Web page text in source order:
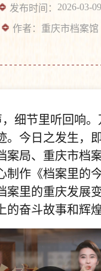
发布时间： 2026-03-09
作者： 重庆市档案馆
细节里听回响。
。今日之发生，
案局、重庆市档
制作《档案里的
案里的重庆发展
的奋斗故事和辉煌